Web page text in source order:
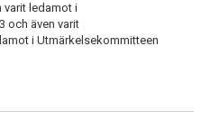
varit ledamot i
och även varit
i Utmärkelsekommitteen